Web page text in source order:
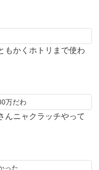
もかくホトリまで使わ
万だわ
んニャクラッチやって
った